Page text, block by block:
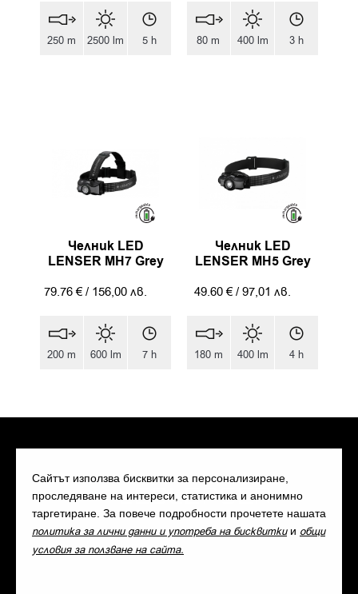
Сайтът използва бисквитки за персонализиране,
проследяване на интереси, статистика и анонимно
таргетиране. За повече подробности прочетете нашата
политика за лични данни и употреба на бисквиткии общи
условия за ползване на сайта.
2500 lm
250 m 5 h 400 lm
80 m 3 h
Челник LED
LENSER MH7 Grey
79.76 € / 156,00 лв.
600 lm
200 m 7 h
Челник LED
LENSER MH5 Grey
49.60 € / 97,01 лв.
400 lm
180 m 4 h